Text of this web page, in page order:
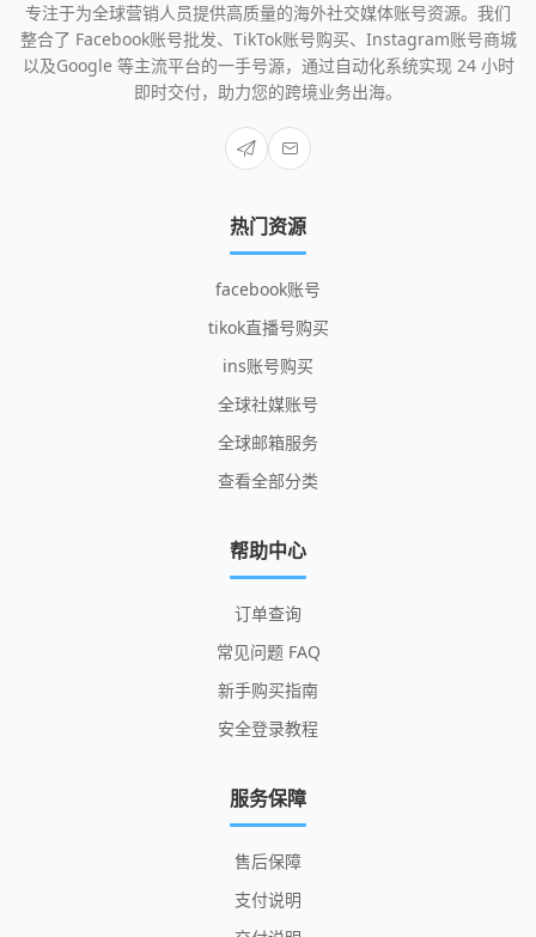
专注于为全球营销人员提供高质量的海外社交媒体账号资源。我们
整合了 Facebook账号批发、TikTok账号购买、Instagram账号商城
以及Google 等主流平台的一手号源，通过自动化系统实现 24 小时
即时交付，助力您的跨境业务出海。
热门资源
facebook账号
tikok直播号购买
ins账号购买
全球社媒账号
全球邮箱服务
查看全部分类
帮助中心
订单查询
常见问题 FAQ
新手购买指南
安全登录教程
服务保障
售后保障
支付说明